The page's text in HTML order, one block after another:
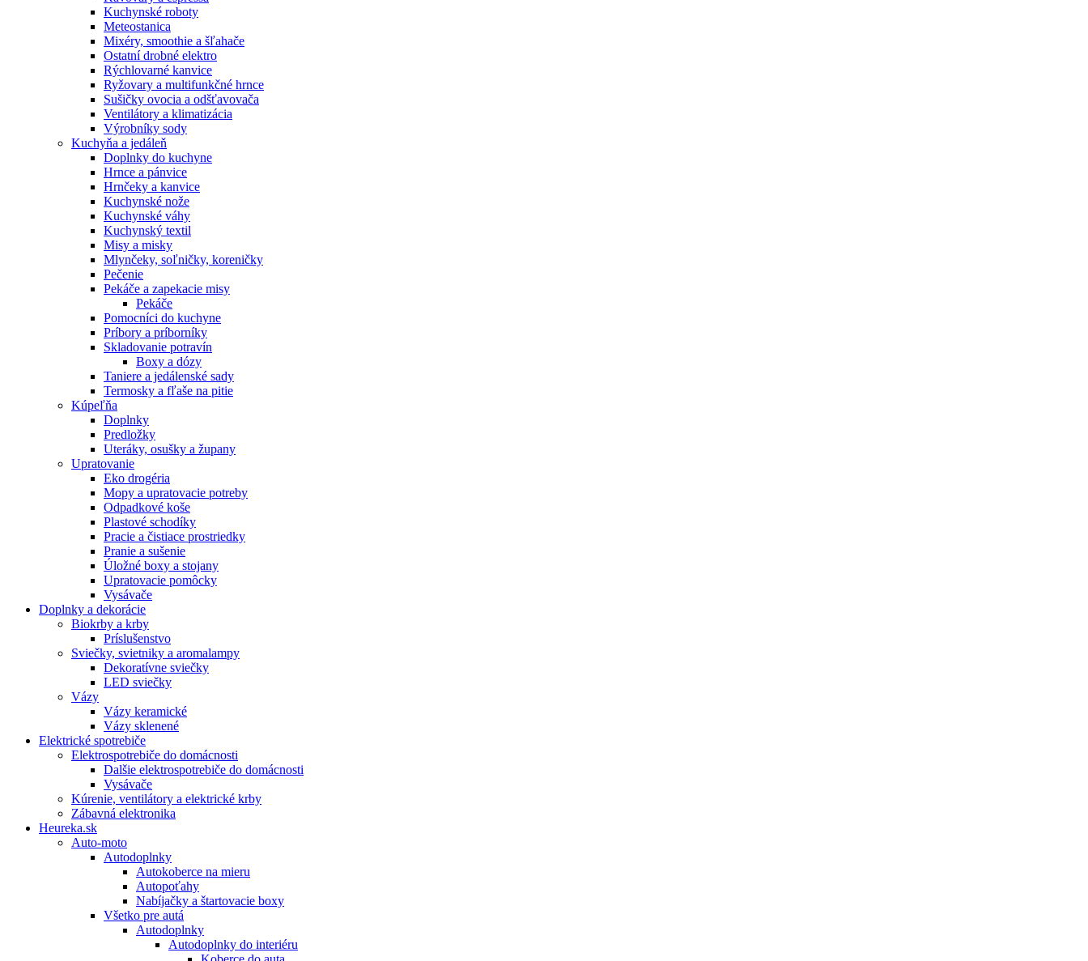
Kuchynské roboty
Meteostanica
Mixéry, smoothie a šľahače
Ostatní drobné elektro
Rýchlovarné kanvice
Ryžovary a multifunkčné hrnce
Sušičky ovocia a odšťavovača
Ventilátory a klimatizácia
Výrobníky sody
Kuchyňa a jedáleň
Doplnky do kuchyne
Hrnce a pánvice
Hrnčeky a kanvice
Kuchynské nože
Kuchynské váhy
Kuchynský textil
Misy a misky
Mlynčeky, soľničky, koreničky
Pečenie
Pekáče a zapekacie misy
Pekáče
Pomocníci do kuchyne
Príbory a príborníky
Skladovanie potravín
Boxy a dózy
Taniere a jedálenské sady
Termosky a fľaše na pitie
Kúpeľňa
Doplnky
Predložky
Uteráky, osušky a župany
Upratovanie
Eko drogéria
Mopy a upratovacie potreby
Odpadkové koše
Plastové schodíky
Pracie a čistiace prostriedky
Pranie a sušenie
Úložné boxy a stojany
Upratovacie pomôcky
Vysávače
Doplnky a dekorácie
Biokrby a krby
Príslušenstvo
Sviečky, svietniky a aromalampy
Dekoratívne sviečky
LED sviečky
Vázy
Vázy keramické
Vázy sklenené
Elektrické spotrebiče
Elektrospotrebiče do domácnosti
Dalšie elektrospotrebiče do domácnosti
Vysávače
Kúrenie, ventilátory a elektrické krby
Zábavná elektronika
Heureka.sk
Auto-moto
Autodoplnky
Autokoberce na mieru
Autopoťahy
Nabíjačky a štartovacie boxy
Všetko pre autá
Autodoplnky
Autodoplnky do interiéru